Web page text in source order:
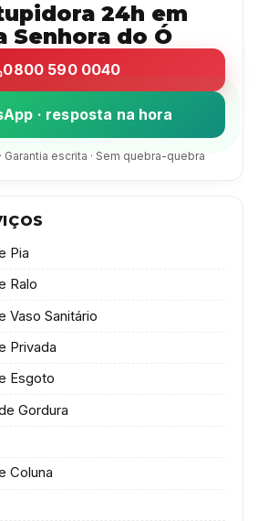
24h em
Senhora do Ó
0800 590 0040
· resposta na hora
Garantia escrita · Sem quebra-quebra
Pia
Ralo
Vaso Sanitário
Privada
Esgoto
Gordura
Coluna